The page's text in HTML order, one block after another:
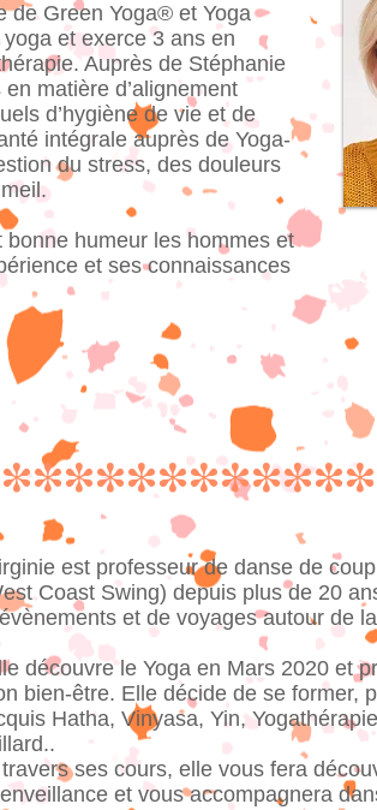
de Green Yoga® et Yoga
et exerce 3 ans en
Auprès de Stéphanie
matière d’alignement
d’hygiène de vie et de
intégrale auprès de Yoga-
du stress, des douleurs
humeur les hommes et
et ses connaissances
est professeur de danse de
Coast Swing) depuis plus de 20
et de voyages autour de
découvre le Yoga en Mars 2020 et
bien-être. Elle décide de se former,
Hatha, Vinyasa, Yin,
ses cours, elle vous fera
et vous accompagnera